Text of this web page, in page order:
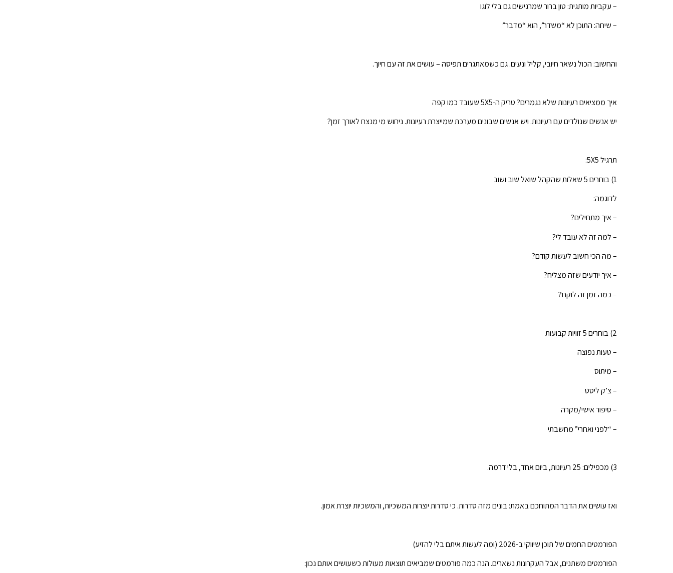
– עקביות מותגית: טון ברור שמרגישים גם בלי לוגו
– שיחה: התוכן לא “משדר”, הוא “מדבר”
והחשוב: הכול נשאר חיובי, קליל ונעים. גם כשמאתגרים תפיסה – עושים את זה עם חיוך.
איך ממציאים רעיונות שלא נגמרים? טריק ה-5X5 שעובד כמו קפה
יש אנשים שנולדים עם רעיונות. ויש אנשים שבונים מערכת שמייצרת רעיונות. ניחוש מי מנצח לאורך זמן?
תרגיל 5X5:
1) בוחרים 5 שאלות שהקהל שואל שוב ושוב
לדוגמה:
– איך מתחילים?
– למה זה לא עובד לי?
– מה הכי חשוב לעשות קודם?
– איך יודעים שזה מצליח?
– כמה זמן זה לוקח?
2) בוחרים 5 זוויות קבועות
– טעות נפוצה
– מיתוס
– צ’ק ליסט
– סיפור אישי/מקרה
– “לפני ואחרי” מחשבתי
3) מכפילים: 25 רעיונות, ביום אחד, בלי דרמה.
ואז עושים את הדבר המתוחכם באמת: בונים מזה סדרות. כי סדרות יוצרות המשכיות, והמשכיות יוצרת אמון.
הפורמטים החמים של תוכן שיווקי ב-2026 (ומה לעשות איתם בלי להזיע)
הפורמטים משתנים, אבל העקרונות נשארים. הנה כמה פורמטים שמביאים תוצאות מעולות כשעושים אותם נכון: